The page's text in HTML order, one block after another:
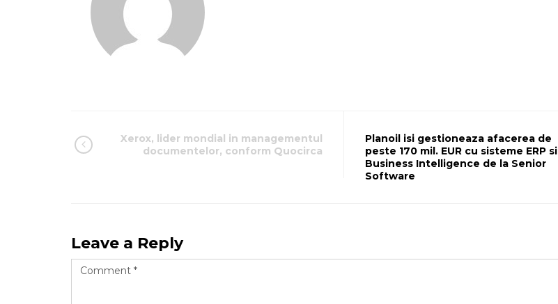
Xerox, lider mondial in managementul
documentelor, conform Quocirca
Planoil isi gestioneaza afacerea de
peste 170 mil. EUR cu sisteme ERP si
Business Intelligence de la Senior
Software
Leave a Reply